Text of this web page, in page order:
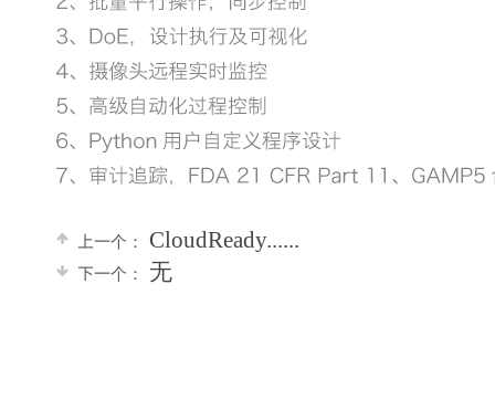
上一个： CloudReady......
下一个： 无